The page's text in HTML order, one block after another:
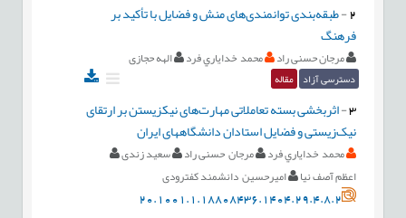
2
-طبقه‌بندی توانمندی‌های منش و فضایل با تأکید بر
فرهنگ
مرجان حسنی راد محمد خداياري فرد الهه حجازی
دسترسی آزاد مقاله
3
-اثربخشی بسته تعاملاتی مهارت‌های نیک‏زیستن بر ارتقای
نیک‌زیستی و فضایل استادان دانشگاه‏های ایران
محمد خداياري فرد مرجان حسنی راد
سعید زندی
اعظم آصف نیا
امیرحسین دانشمند کفترودی
20.1001.1.18808436.1404.29.4.8.2